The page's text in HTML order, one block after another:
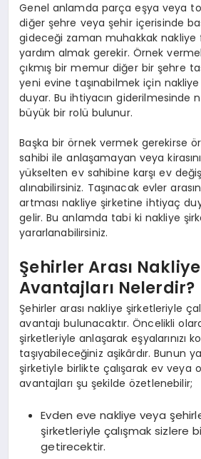
Genel anlamda parça eşya veya
diğer şehre veya şehir içerisinde
gideceği zaman muhakkak nakliye
yardım almak gerekir. Örnek
çıkmış bir memur diğer bir şehre
yeni evine taşınabilmek için
duyar. Bu ihtiyacın giderilmesinde
büyük bir rolü bulunur.
Başka bir örnek vermek gerekirse
sahibi ile anlaşamayan veya
yükselten ev sahibine karşı ev
alınabilirsiniz. Taşınacak evler
artması nakliye şirketine ihtiyaç
gelir. Bu anlamda tabi ki nakliye
yararlanabilirsiniz.
Şehirler Arası
Avantajları Nelerdir?
Şehirler arası nakliye şirketleriyle
avantajı bulunacaktır. Öncelikli
şirketleriyle anlaşarak eşyalarınızı
taşıyabileceğiniz aşikârdır. Bunun
şirketiyle birlikte çalışarak ev veya
avantajları şu şekilde özetlenebilir;
Evden eve nakliye veya
şirketleriyle çalışmak sizlere
getirecektir.